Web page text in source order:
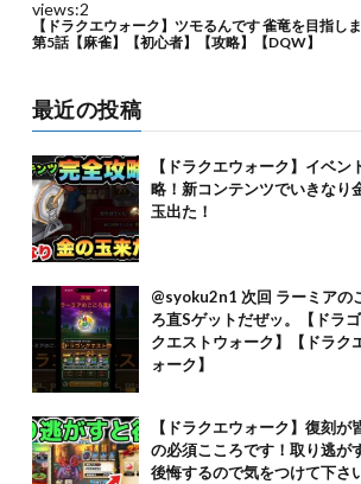
最近の投稿
【ドラクエウォーク】イベン
略！新コンテンツでいきなり
玉出た！
@syoku2n1 次回 ラーミアの
ろ直Sゲットだぜッ。【ドラ
クエストウォーク】【ドラク
ォーク】
【ドラクエウォーク】復刻が
の必須こころです！取り逃が
後悔するので気をつけて下さ